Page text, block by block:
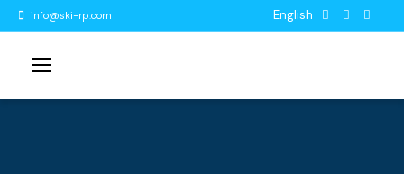
info@ski-rp.com English